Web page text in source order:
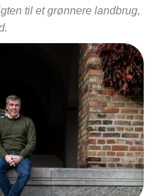
til et grønnere landbrug,